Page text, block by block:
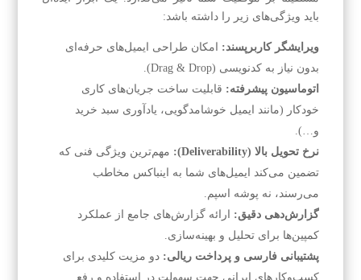
باید ویژگی‌های زیر را داشته باشد:
ویرایشگر کاربرپسند: امکان طراحی ایمیل‌های حرفه‌ای
بدون نیاز به کدنویسی (Drag & Drop).
اتوماسیون پیشرفته: قابلیت ساخت جریان‌های کاری
خودکار (مانند ایمیل خوشامدگویی، یادآوری سبد خرید
و…).
نرخ تحویل بالا (Deliverability):
مهم‌ترین ویژگی فنی که
تضمین می‌کند ایمیل‌های شما به اینباکس مخاطب
می‌رسند، نه پوشه اسپم.
گزارش‌دهی دقیق: ارائه گزارش‌های جامع از عملکرد
کمپین‌ها برای تحلیل و بهینه‌سازی.
پشتیبانی فارسی و پرداخت ریالی: دو مزیت کلیدی برای
کسب‌وکارهای ایرانی جهت سهولت در استفاده و رفع